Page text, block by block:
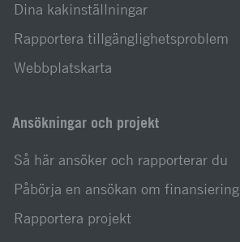
Dina kakinställningar
Rapportera tillgänglighetsproblem
Webbplatskarta
Ansökningar och projekt
Så här ansöker och rapporterar du
Påbörja en ansökan om finansiering
Rapportera projekt